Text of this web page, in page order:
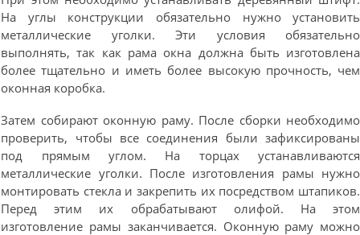
На углы конструкции обязательно нужно установить
металлические уголки. Эти условия обязательно
выполнять, так как рама окна должна быть изготовлена
более тщательно и иметь более высокую прочность, чем
оконная коробка.
Затем собирают оконную раму. После сборки необходимо
проверить, чтобы все соединения были зафиксированы
под прямым углом. На торцах устанавливаются
металлические уголки. После изготовления рамы нужно
монтировать стекла и закрепить их посредством штапиков.
Перед этим их обрабатывают олифой. На этом
изготовление рамы заканчивается. Оконную раму можно